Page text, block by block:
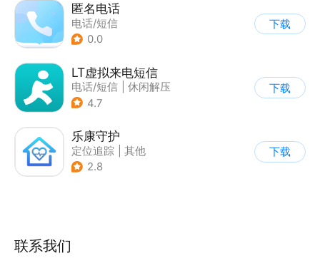
匿名电话
电话/短信
0.0
下载
LT虚拟来电短信
电话/短信
休闲解压
4.7
下载
乐康守护
定位追踪
其他
| 电话/短信
2.8
下载
联系我们